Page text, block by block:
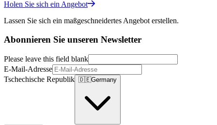
Holen Sie sich ein Angebot
Lassen Sie sich ein maßgeschneidertes Angebot erstellen.
Abonnieren Sie unseren Newsletter
Please leave this field blank
E-Mail-Adresse
Tschechische Republik 🇩🇪Germany